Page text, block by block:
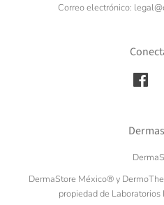
Correo electrónico:
DermaStore México®️ y
propiedad de Laboratorios